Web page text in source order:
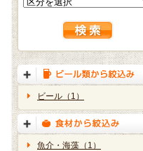
ビール（1）
魚介・海藻（1）